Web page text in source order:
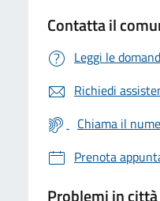
Contatta il
Leggi le
Richiedi
Chiama il
Prenota
Problemi in città